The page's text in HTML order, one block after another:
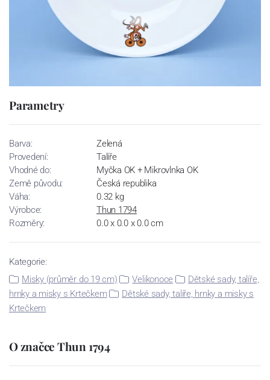
Parametry
Barva:
Zelená
Provedení:
Talíře
Vhodné do:
Myčka OK + Mikrovlnka OK
Země původu:
Česká republika
Váha:
0.32 kg
Výrobce:
Thun 1794
Rozměry:
0.0 x 0.0 x 0.0 cm
Kategorie:
Misky (průměr do 19 cm)
Velikonoce
Dětské sady, talíře,
hrnky a misky s Krtečkem
Dětské sady, talíře, hrnky a misky s
Krtečkem
O značce Thun 1794